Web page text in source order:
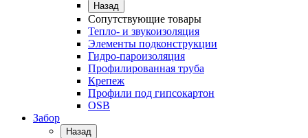
Назад
Сопутствующие товары
Тепло- и звукоизоляция
Элементы подконструкции
Гидро-пароизоляция
Профилированная труба
Крепеж
Профили под гипсокартон
OSB
Забор
Назад